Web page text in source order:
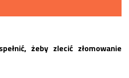
żeby zlecić złomowanie